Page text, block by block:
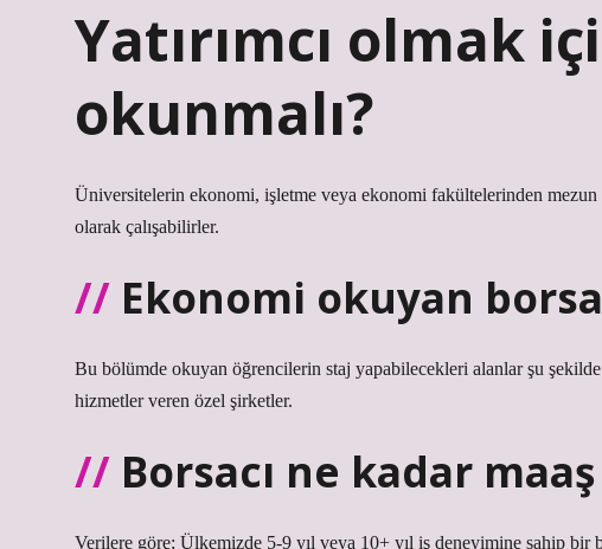
Yatırımcı olmak
okunmalı?
Üniversitelerin ekonomi, işletme veya ekonomi fakültelerinden mezun
olarak çalışabilirler.
Ekonomi okuyan
Bu bölümde okuyan öğrencilerin staj yapabilecekleri alanlar şu
hizmetler veren özel şirketler.
Borsacı ne kadar maaş
Verilere göre; Ülkemizde 5-9 yıl veya 10+ yıl iş deneyimine sahip bir